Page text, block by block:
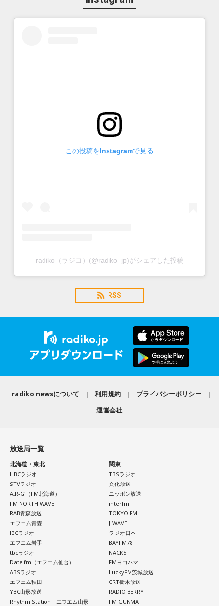
この投稿をInstagramで見る
radiko（ラジコ）(@radiko_jp)がシェアした投稿
RSS
radiko newsについて 利用規約
プライバシーポリシー
運営会社
放送局一覧
北海道・東北
HBCラジオ
STVラジオ
AIR-G'（FM北海道）
FM NORTH WAVE
RAB青森放送
エフエム青森
IBCラジオ
エフエム岩手
tbcラジオ
Date fm（エフエム仙台）
ABSラジオ
エフエム秋田
YBC山形放送
Rhythm Station エフエム山形
関東
TBSラジオ
文化放送
ニッポン放送
interfm
TOKYO FM
J-WAVE
ラジオ日本
BAYFM78
NACK5
FMヨコハマ
LuckyFM茨城放送
CRT栃木放送
RADIO BERRY
FM GUNMA